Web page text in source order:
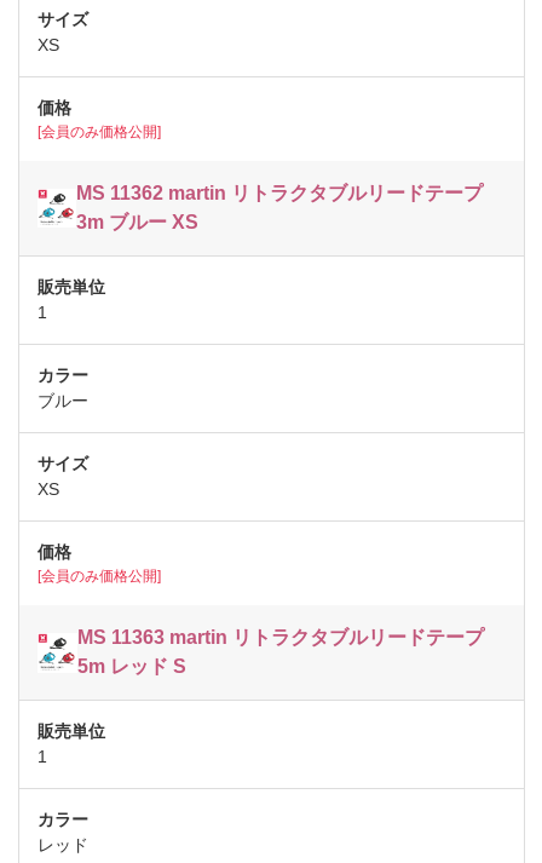
XS
[会員のみ価格公開]
MS 11362 martin リトラクタブルリードテープ
3m ブルー XS
1
ブルー
XS
[会員のみ価格公開]
MS 11363 martin リトラクタブルリードテープ
5m レッド S
1
レッド